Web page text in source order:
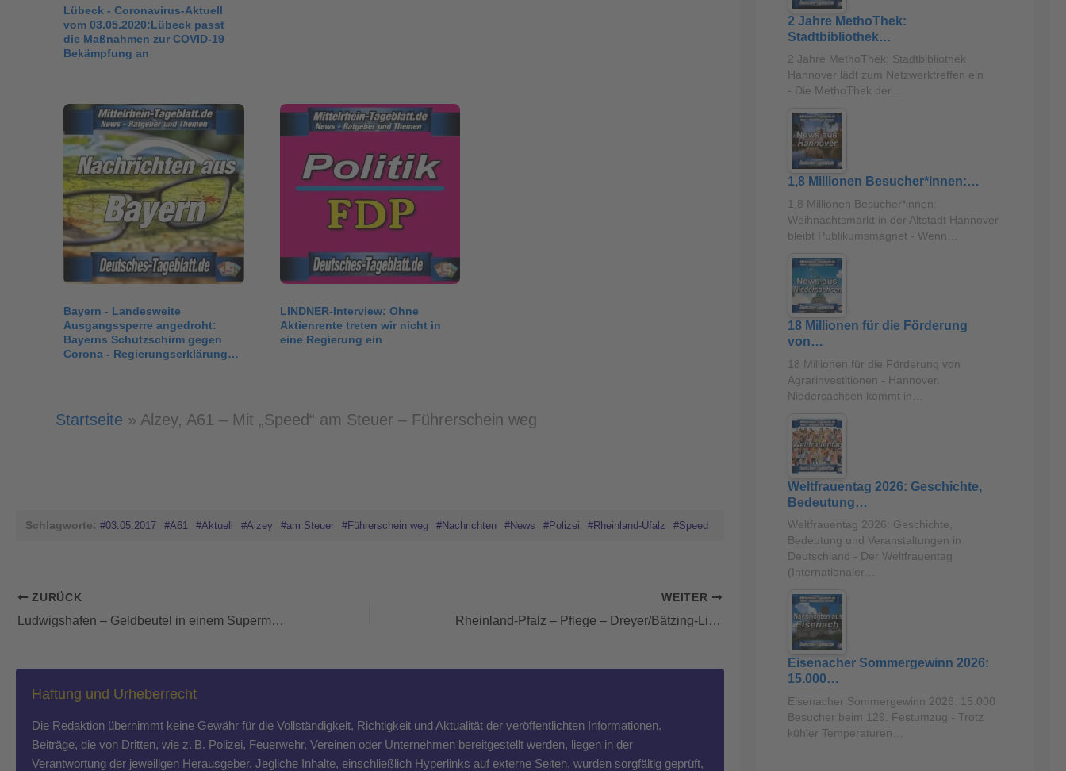
Lübeck - Coronavirus-Aktuell
vom 03.05.2020:Lübeck passt
die Maßnahmen zur COVID-19
Bekämpfung an
Bayern - Landesweite
Ausgangssperre angedroht:
Bayerns Schutzschirm gegen
Corona - Regierungserklärung
LINDNER-Interview: Ohne
Aktienrente treten wir nicht in
eine Regierung ein
Startseite » Alzey, A61 – Mit „Speed“ am Steuer – Führerschein weg
Schlagworte: #03.05.2017 #A61 #Aktuell #Alzey #am Steuer #Führerschein weg #Nachrichten #News #Polizei #Rheinland-Üfalz #Speed
ZURÜCK
Ludwigshafen – Geldbeutel in einem Supermarkt an der Kurt-Schumacher-Straße aus Tasche gestohlen
WEITER
Rheinland-Pfalz – Pflege – Dreyer/Bätzing-Lichtenthäler: Praxisaustausch beim ersten rheinland-pfälzischen Pflegetag
Haftung und Urheberrecht
Die Redaktion übernimmt keine Gewähr für die Vollständigkeit, Richtigkeit und Aktualität der veröffentlichten Informationen.
Beiträge, die von Dritten, wie z. B. Polizei, Feuerwehr, Vereinen oder Unternehmen bereitgestellt werden, liegen in der
Verantwortung der jeweiligen Herausgeber. Jegliche Inhalte, einschließlich Hyperlinks auf externe Seiten, wurden sorgfältig geprüft,
2 Jahre MethoThek:
Stadtbibliothek…
2 Jahre MethoThek: Stadtbibliothek
Hannover lädt zum Netzwerktreffen ein
- Die MethoThek der…
1,8 Millionen Besucher*innen:…
1,8 Millionen Besucher*innen:
Weihnachtsmarkt in der Altstadt Hannover
bleibt Publikumsmagnet - Wenn…
18 Millionen für die Förderung
von…
18 Millionen für die Förderung von
Agrarinvestitionen - Hannover.
Niedersachsen kommt in…
Weltfrauentag 2026: Geschichte,
Bedeutung…
Weltfrauentag 2026: Geschichte,
Bedeutung und Veranstaltungen in
Deutschland - Der Weltfrauentag
(Internationaler…
Eisenacher Sommergewinn 2026:
15.000…
Eisenacher Sommergewinn 2026: 15.000
Besucher beim 129. Festumzug - Trotz
kühler Temperaturen…